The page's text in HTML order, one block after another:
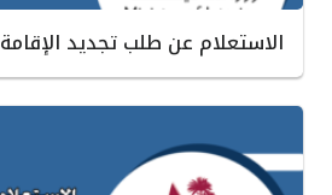
الاستعلام عن طلب تجديد